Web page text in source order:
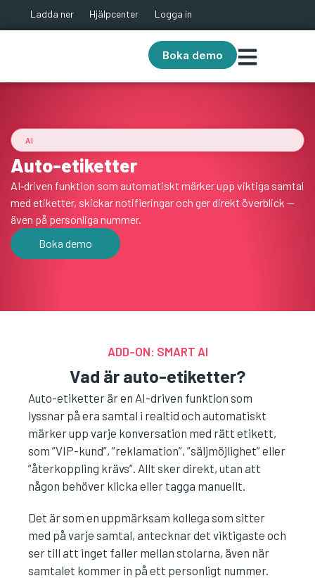
Ladda ner Hjälpcenter Logga in
Boka demo
AI
Auto-etiketter
AI‑driven funktion som automatiskt märker upp viktiga samtal
med etiketter, skickar notifieringar och ger direkt överblick —
även på personliga nummer.
Boka demo
ADD-ON: SMART AI
Vad är auto-etiketter?
Auto-etiketter är en AI-driven funktion som
lyssnar på era samtal i realtid och automatiskt
märker upp varje konversation med rätt etikett,
som ”VIP-kund”, ”reklamation”, ”säljmöjlighet” eller
”återkoppling krävs”. Allt sker direkt, utan att
någon behöver klicka eller tagga manuellt.
Det är som en uppmärksam kollega som sitter
med på varje samtal, antecknar det viktigaste och
ser till att inget faller mellan stolarna, även när
samtalet kommer in på ett personligt nummer.